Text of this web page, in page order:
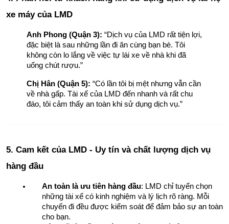
xe máy của LMD
Anh Phong (Quận 3): “Dịch vụ của LMD rất tiện lợi,
đặc biệt là sau những lần đi ăn cùng bạn bè. Tôi
không còn lo lắng về việc tự lái xe về nhà khi đã
uống chút rượu.”
Chị Hân (Quận 5): “Có lần tôi bị mệt nhưng vẫn cần
về nhà gấp. Tài xế của LMD đến nhanh và rất chu
đáo, tôi cảm thấy an toàn khi sử dụng dịch vụ.”
5. Cam kết của LMD - Uy tín và chất lượng dịch vụ
hàng đầu
An toàn là ưu tiên hàng đầu: LMD chỉ tuyển chọn
những tài xế có kinh nghiệm và lý lịch rõ ràng. Mỗi
chuyến đi đều được kiểm soát để đảm bảo sự an toàn
cho bạn.